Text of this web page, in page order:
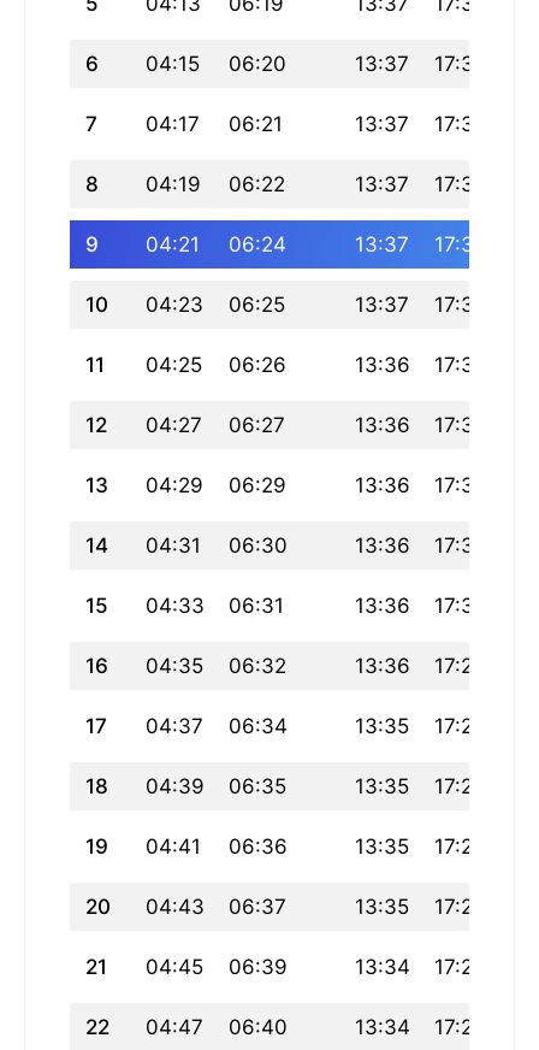
6 04:15 06:20 13:37 17:37
7 04:17 06:21 13:37 17:36
8 04:19 06:22 13:37 17:36
9 04:21 06:24 13:37 17:35
10 04:23 06:25 13:37 17:34
11 04:25 06:26 13:36 17:33
12 04:27 06:27 13:36 17:33
13 04:29 06:29 13:36 17:32
14 04:31 06:30 13:36 17:31
15 04:33 06:31 13:36 17:30
16 04:35 06:32 13:36 17:29
17 04:37 06:34 13:35 17:29
18 04:39 06:35 13:35 17:28
19 04:41 06:36 13:35 17:27
20 04:43 06:37 13:35 17:26
21 04:45 06:39 13:34 17:25
22 04:47 06:40 13:34 17:24